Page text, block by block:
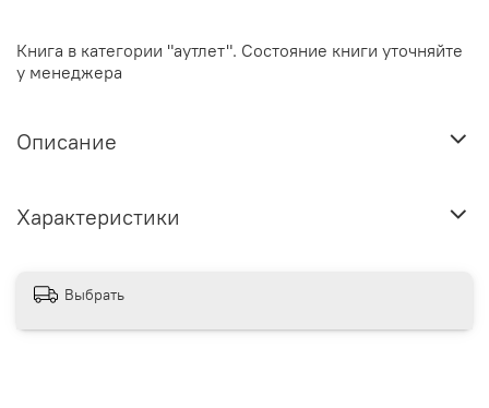
Книга в категории "аутлет". Состояние книги уточняйте
у менеджера
Описание
Характеристики
Выбрать